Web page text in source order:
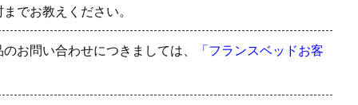
でお教えください。
お問い合わせにつきましては、 「フランスベッドお客